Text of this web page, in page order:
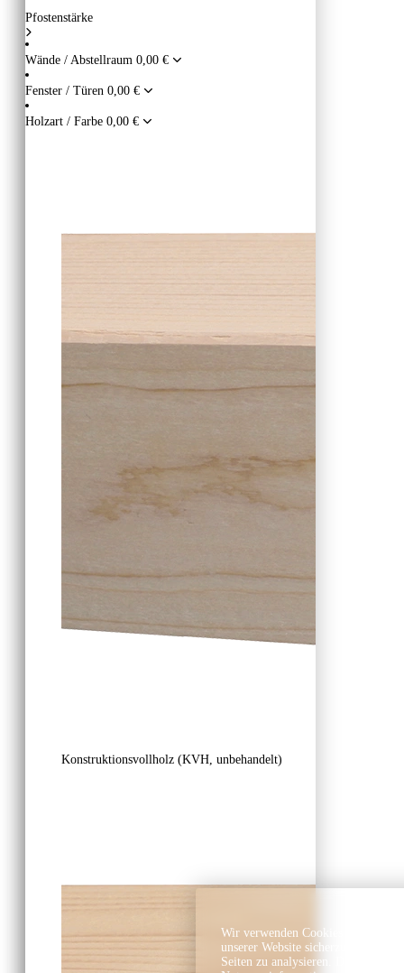
Pfostenstärke
Wände / Abstellraum 0,00 €
Fenster / Türen 0,00 €
Holzart / Farbe 0,00 €
Konstruktionsvollholz (KVH, unbehandelt)
Wir verwenden Cookies und
unserer Website sicherzustellen,
Seiten zu analysieren. Dabei